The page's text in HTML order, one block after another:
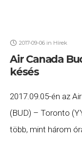
2017-09-06 in Hírek
Air Canada
késés
2017.09.05-én az
(BUD) – Toronto
több, mint három